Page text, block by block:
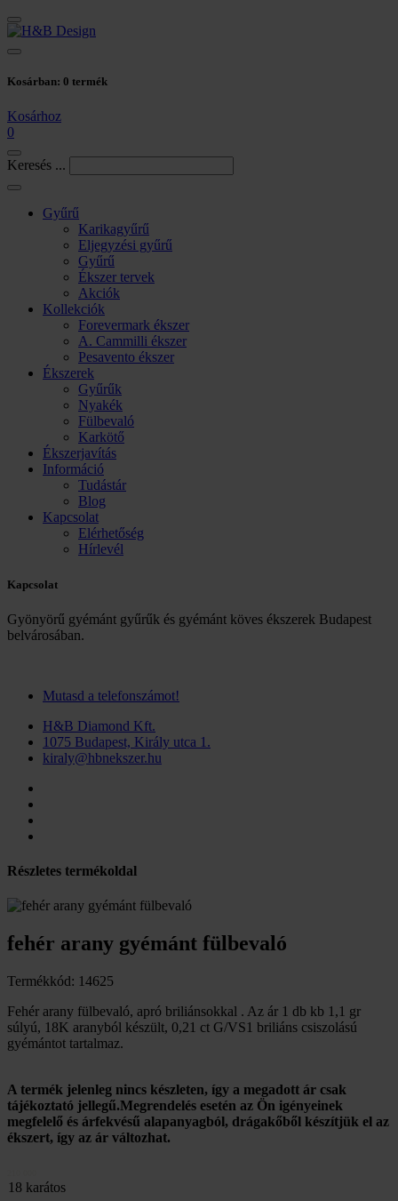
Kosárban: 0 termék
Kosárhoz
0
Keresés ...
Gyűrű
Karikagyűrű
Eljegyzési gyűrű
Gyűrű
Ékszer tervek
Akciók
Kollekciók
Forevermark ékszer
A. Cammilli ékszer
Pesavento ékszer
Ékszerek
Gyűrűk
Nyakék
Fülbevaló
Karkötő
Ékszerjavítás
Információ
Tudástár
Blog
Kapcsolat
Elérhetőség
Hírlevél
Kapcsolat
Gyönyörű gyémánt gyűrűk és gyémánt köves ékszerek Budapest
belvárosában.
Mutasd a telefonszámot!
H&B Diamond Kft.
1075 Budapest, Király utca 1.
kiraly@hbnekszer.hu
Részletes termékoldal
fehér arany gyémánt fülbevaló
Termékkód: 14625
Fehér arany fülbevaló, apró briliánsokkal . Az ár 1 db kb 1,1 gr
súlyú, 18K aranyból készült, 0,21 ct G/VS1 briliáns csiszolású
gyémántot tartalmaz.
A termék jelenleg nincs készleten, így a megadott ár csak
tájékoztató jellegű.Megrendelés esetén az Ön igényeinek
megfelelő és árfekvésű alapanyagból, drágakőből készítjük el az
ékszert, így az ár változhat.
18 karátos